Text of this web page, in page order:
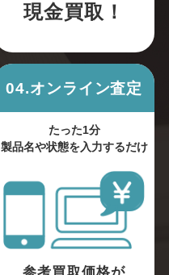
現金買取！
04.オンライン査定
たった1分
製品名や状態を入力するだけ